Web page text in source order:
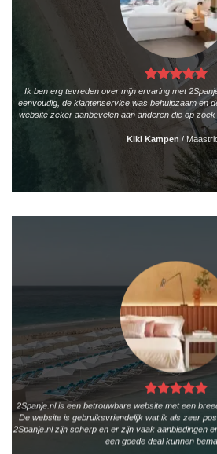
Ik ben erg tevreden over mijn ervaring met
eenvoudig, de klantenservice was behulpzaam en
website zeker aanbevelen aan anderen die op
Kiki Kampen /
2Spanje.nl is een betrouwbare website met een
De website is gebruiksvriendelijk wat ik als zeer
2Spanje.nl zijn scherp en er zijn vaak aanbiedingen
een goede deal kunnen